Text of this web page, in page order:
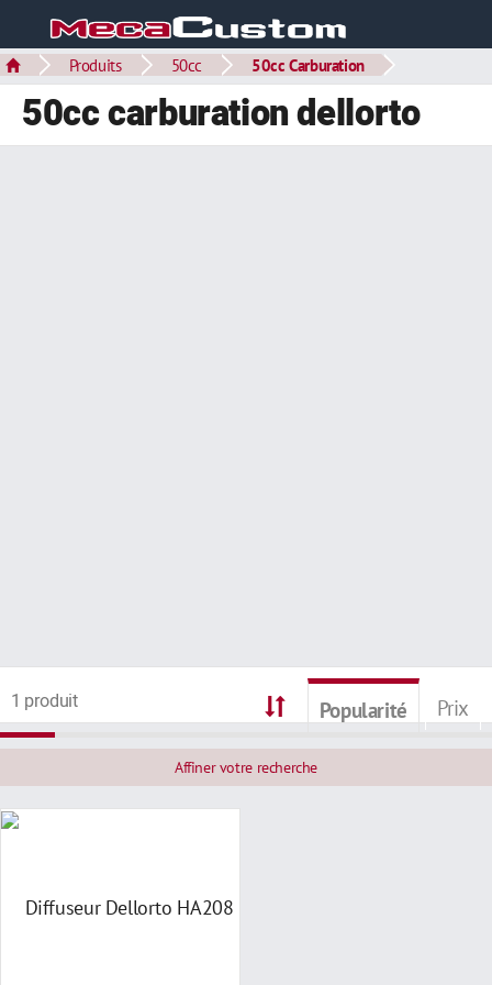
Produits 50cc 50cc Carburation
50cc carburation dellorto
1 produit Popularité Prix
Affiner votre recherche